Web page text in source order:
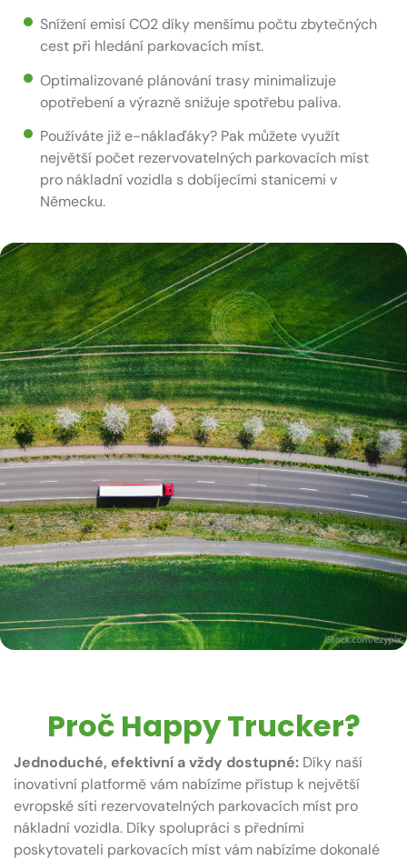
Snížení emisí CO2 díky menšímu počtu zbytečných
cest při hledání parkovacích míst.
Optimalizované plánování trasy minimalizuje
opotřebení a výrazně snižuje spotřebu paliva.
Používáte již e-náklaďáky? Pak můžete využít
největší počet rezervovatelných parkovacích míst
pro nákladní vozidla s dobíjecími stanicemi v
Německu.
Proč Happy Trucker?
Jednoduché, efektivní a vždy dostupné: Díky naší
inovativní platformě vám nabízíme přístup k největší
evropské síti rezervovatelných parkovacích míst pro
nákladní vozidla. Díky spolupráci s předními
poskytovateli parkovacích míst vám nabízíme dokonalé